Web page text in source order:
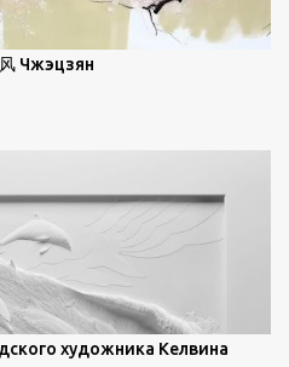
освещения". Для
страницу –
Чжэцзян
художника Келвина